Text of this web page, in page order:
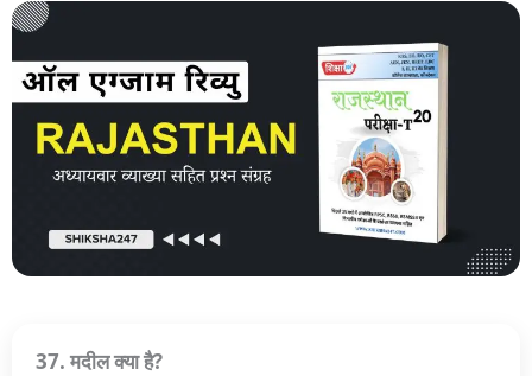
37. मदील क्या है?